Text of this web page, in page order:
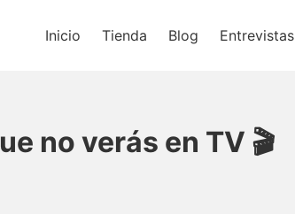
Inicio Tienda Blog Entrevistas
no verás en TV 🎬